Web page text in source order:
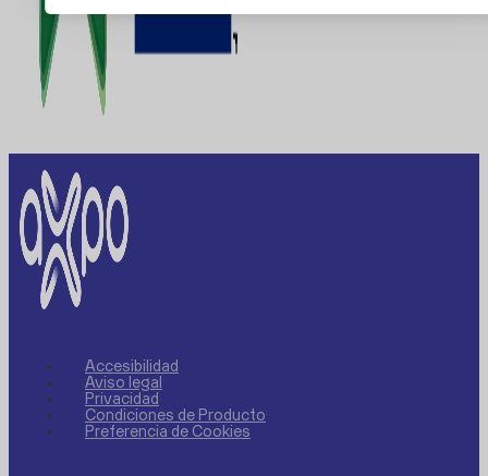
Accesibilidad
Aviso legal
Privacidad
Condiciones de Producto
Preferencia de Cookies